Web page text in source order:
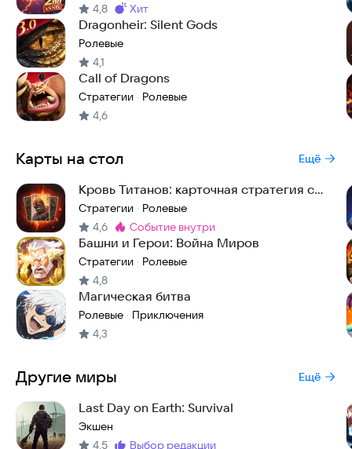
4,8 Метка
хит
Dragonheir: Silent Gods
Ролевые
4,1
Call of Dragons
Стратегии · Ролевые
4,6
Карты на стол Ещё
Кровь Титанов: карточная стратегия с
PvP и PvE
Стратегии · Ролевые
4,6 Метка:
событие внутри
Башни и Герои: Война Миров
Стратегии · Ролевые
4,8
Магическая битва
Ролевые · Приключения
4,3
Другие миры Ещё
Last Day on Earth: Survival
Экшен
4,5
выбор редакции